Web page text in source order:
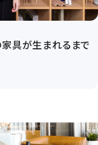
家具が生まれるまで